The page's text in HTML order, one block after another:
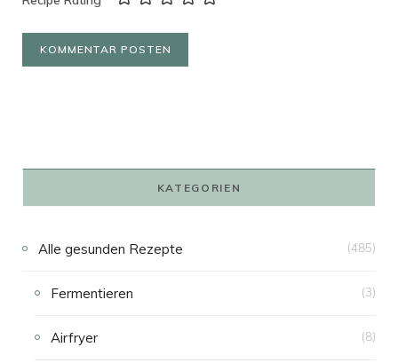
KATEGORIEN
Alle gesunden Rezepte (485)
Fermentieren (3)
Airfryer (8)